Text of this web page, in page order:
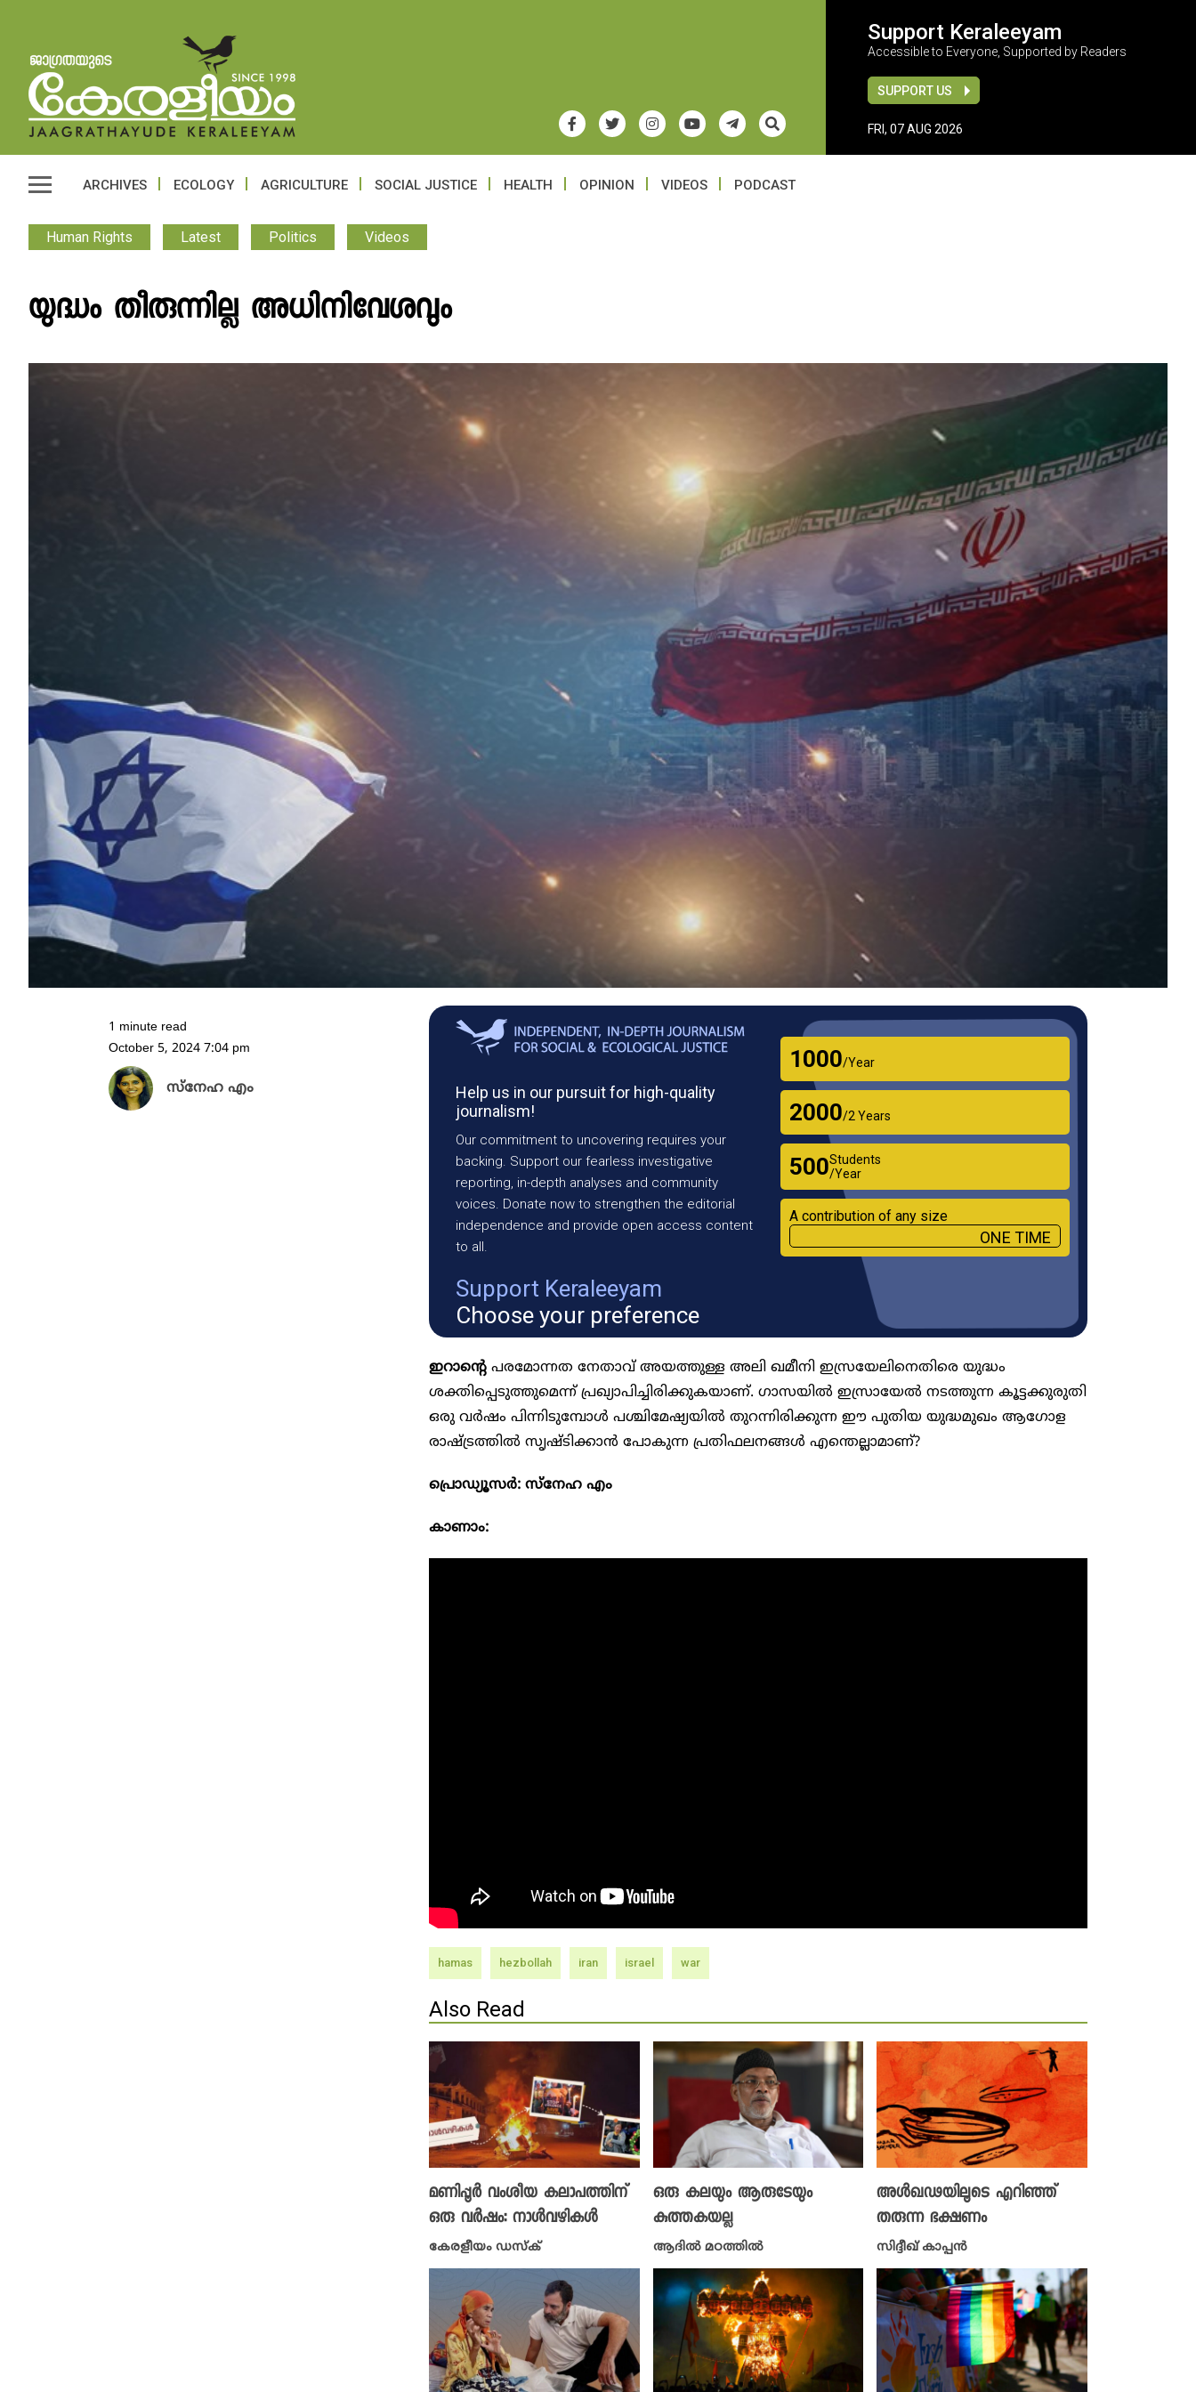
Support Keraleeyam
Accessible to Everyone, Supported by Readers
SUPPORT US
FRI, 07 AUG 2026
ARCHIVES ECOLOGY AGRICULTURE SOCIAL JUSTICE HEALTH OPINION VIDEOS PODCAST
Human Rights Latest Politics Videos
യുദ്ധം തീരുന്നില്ല അധിനിവേശവും
Help us in our pursuit for high-quality
journalism!
Our commitment to uncovering requires your
backing. Support our fearless investigative
reporting, in-depth analyses and community
voices. Donate now to strengthen the editorial
independence and provide open access content
to all.
Support Keraleeyam
Choose your preference
₹1000/Year
₹2000/2 Years
₹500Students
/Year
A contribution of any size
ONE TIME
ഇറാന്റെ പരമോന്നത നേതാവ് അയത്തുള്ള അലി ഖമീനി ഇസ്രയേലിനെതിരെ യുദ്ധം
ശക്തിപ്പെടുത്തുമെന്ന് പ്രഖ്യാപിച്ചിരിക്കുകയാണ്. ഗാസയിൽ ഇസ്രായേൽ നടത്തുന്ന കൂട്ടക്കുരുതി
ഒരു വർഷം പിന്നിടുമ്പോൾ പശ്ചിമേഷ്യയിൽ തുറന്നിരിക്കുന്ന ഈ പുതിയ യുദ്ധമുഖം ആ​ഗോള
രാഷ്ട്രത്തിൽ സൃഷ്ടിക്കാൻ പോകുന്ന പ്രതിഫലനങ്ങൾ എന്തെല്ലാമാണ്?
പ്രൊഡ്യൂസർ: സ്നേഹ എം
കാണാം:
hamas hezbollah iran israel war
Also Read
മണിപ്പൂർ വംശീയ കലാപത്തിന്
ഒരു വർഷം: നാൾവഴികൾ
കേരളീയം ഡസ്ക്
ഒരു കലയും ആരുടേയും
കുത്തകയല്ല
ആദിൽ മഠത്തിൽ
അള്‍ഖഢയിലൂടെ എറിഞ്ഞ്
തരുന്ന ഭക്ഷണം
സിദ്ദീഖ് കാപ്പൻ
1 minute read
October 5, 2024 7:04 pm
സ്നേഹ എം